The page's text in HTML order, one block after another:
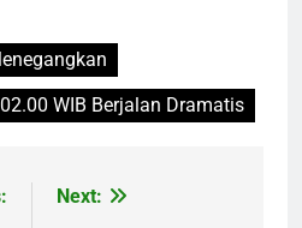
WIB Berjalan Dramatis
Next: